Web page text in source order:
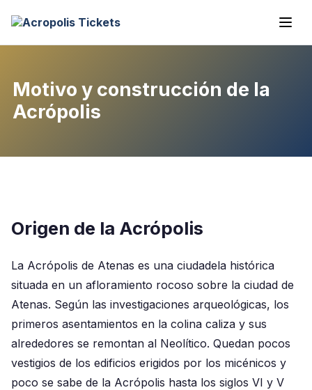
Motivo y construcción de la
Acrópolis
Origen de la Acrópolis
La Acrópolis de Atenas es una ciudadela histórica
situada en un afloramiento rocoso sobre la ciudad de
Atenas. Según las investigaciones arqueológicas, los
primeros asentamientos en la colina caliza y sus
alrededores se remontan al Neolítico. Quedan pocos
vestigios de los edificios erigidos por los micénicos y
poco se sabe de la Acrópolis hasta los siglos VI y V